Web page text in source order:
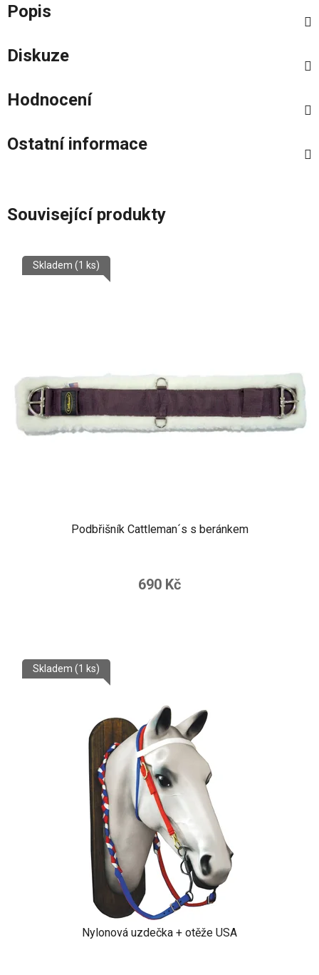
Popis
Diskuze
Hodnocení
Ostatní informace
Související produkty
Podbřišník Cattleman´s s beránkem
Skladem (1 ks)
690 Kč
Nylonová uzdečka + otěže USA
Skladem (1 ks)